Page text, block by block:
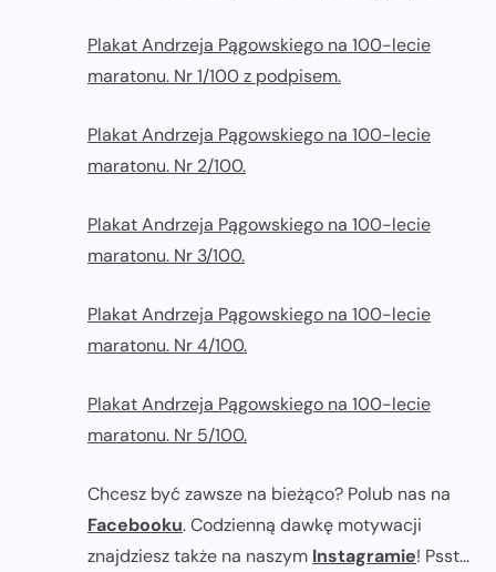
Plakat Andrzeja Pągowskiego na 100-lecie
maratonu. Nr 1/100 z podpisem.
Plakat Andrzeja Pągowskiego na 100-lecie
maratonu. Nr 2/100.
Plakat Andrzeja Pągowskiego na 100-lecie
maratonu. Nr 3/100.
Plakat Andrzeja Pągowskiego na 100-lecie
maratonu. Nr 4/100.
Plakat Andrzeja Pągowskiego na 100-lecie
maratonu. Nr 5/100.
Chcesz być zawsze na bieżąco? Polub nas na
Facebooku. Codzienną dawkę motywacji
znajdziesz także na naszym Instagramie! Psst...